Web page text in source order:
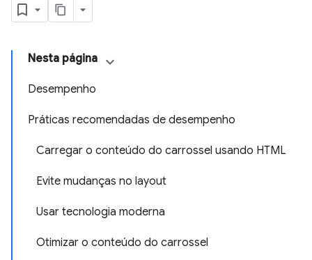
Nesta página
Desempenho
Práticas recomendadas de desempenho
Carregar o conteúdo do carrossel usando HTML
Evite mudanças no layout
Usar tecnologia moderna
Otimizar o conteúdo do carrossel